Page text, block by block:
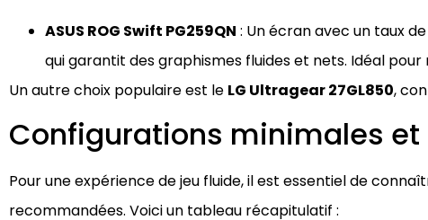
ASUS ROG Swift PG259QN : Un écran avec un taux
qui garantit des graphismes fluides et nets. Idéal pour
Un autre choix populaire est le LG Ultragear 27GL850,
Configurations minimales
Pour une expérience de jeu fluide, il est essentiel de
recommandées. Voici un tableau récapitulatif :